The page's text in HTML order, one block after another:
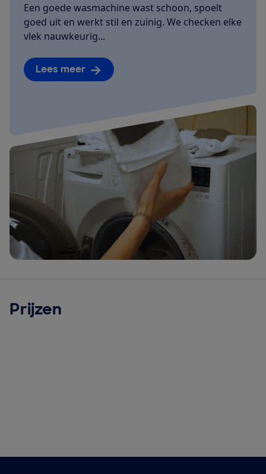
Een goede wasmachine wast schoon, spoelt
goed uit en werkt stil en zuinig. We checken elke
vlek nauwkeurig...
Lees meer
Prijzen